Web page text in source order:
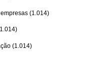
(1.014)
(1.014)